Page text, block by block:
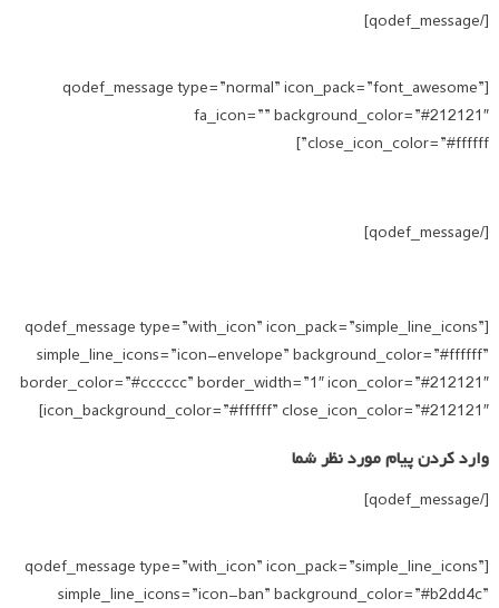
[/qodef_message]
[qodef_message type=”normal” icon_pack=”font_awesome”
fa_icon=”” background_color=”#212121″
close_icon_color=”#ffffff”]
[/qodef_message]
[qodef_message type=”with_icon” icon_pack=”simple_line_icons”
simple_line_icons=”icon-envelope” background_color=”#ffffff”
border_color=”#cccccc” border_width=”1″ icon_color=”#212121″
icon_background_color=”#ffffff” close_icon_color=”#212121″]
وارد کردن پیام مورد نظر شما
[/qodef_message]
[qodef_message type=”with_icon” icon_pack=”simple_line_icons”
simple_line_icons=”icon-ban” background_color=”#b2dd4c”